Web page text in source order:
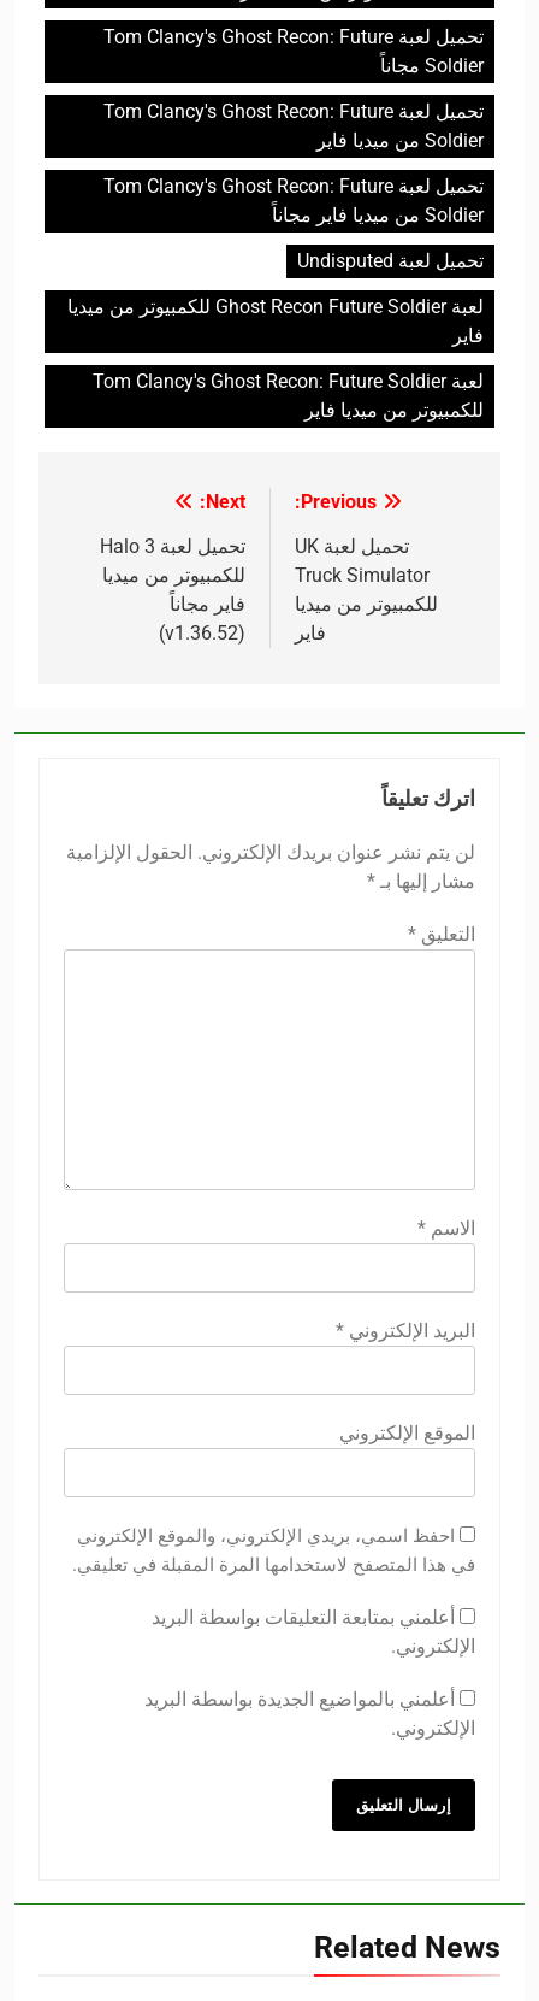
تحميل لعبة Tom Clancy's Ghost Recon: Future
Soldier مجاناً
تحميل لعبة Tom Clancy's Ghost Recon: Future
Soldier من ميديا فاير
تحميل لعبة Tom Clancy's Ghost Recon: Future
Soldier من ميديا فاير مجاناً
تحميل لعبة Undisputed
لعبة Ghost Recon Future Soldier للكمبيوتر من ميديا
فاير
لعبة Tom Clancy's Ghost Recon: Future Soldier
للكمبيوتر من ميديا فاير
المقالات
Previous:
تحميل لعبة UK
Truck Simulator
للكمبيوتر من ميديا
فاير
Next:
تحميل لعبة Halo 3
للكمبيوتر من ميديا
فاير مجاناً
(v1.36.52)
اترك تعليقاً
لن يتم نشر عنوان بريدك الإلكتروني. الحقول الإلزامية
مشار إليها بـ *
التعليق *
الاسم *
البريد الإلكتروني *
الموقع الإلكتروني
احفظ اسمي، بريدي الإلكتروني، والموقع الإلكتروني
في هذا المتصفح لاستخدامها المرة المقبلة في تعليقي.
أعلمني بمتابعة التعليقات بواسطة البريد
الإلكتروني.
أعلمني بالمواضيع الجديدة بواسطة البريد
الإلكتروني.
Related News